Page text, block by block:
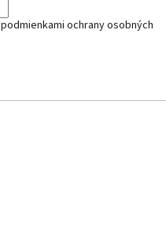
podmienkami ochrany osobných